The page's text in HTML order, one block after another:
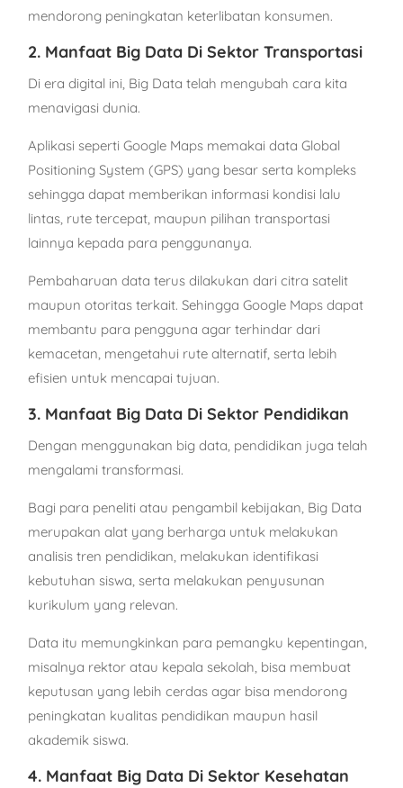
mendorong peningkatan keterlibatan konsumen.
2. Manfaat Big Data Di Sektor Transportasi
Di era digital ini, Big Data telah mengubah cara kita
menavigasi dunia.
Aplikasi seperti Google Maps memakai data Global
Positioning System (GPS) yang besar serta kompleks
sehingga dapat memberikan informasi kondisi lalu
lintas, rute tercepat, maupun pilihan transportasi
lainnya kepada para penggunanya.
Pembaharuan data terus dilakukan dari citra satelit
maupun otoritas terkait. Sehingga Google Maps dapat
membantu para pengguna agar terhindar dari
kemacetan, mengetahui rute alternatif, serta lebih
efisien untuk mencapai tujuan.
3. Manfaat Big Data Di Sektor Pendidikan
Dengan menggunakan big data, pendidikan juga telah
mengalami transformasi.
Bagi para peneliti atau pengambil kebijakan, Big Data
merupakan alat yang berharga untuk melakukan
analisis tren pendidikan, melakukan identifikasi
kebutuhan siswa, serta melakukan penyusunan
kurikulum yang relevan.
Data itu memungkinkan para pemangku kepentingan,
misalnya rektor atau kepala sekolah, bisa membuat
keputusan yang lebih cerdas agar bisa mendorong
peningkatan kualitas pendidikan maupun hasil
akademik siswa.
4. Manfaat Big Data Di Sektor Kesehatan